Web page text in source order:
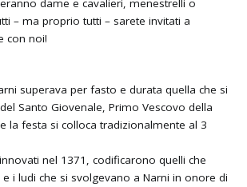
dame e cavalieri, menestrelli o
– ma proprio tutti – sarete invitati a
con noi!
superava per fasto e durata quella che si
Santo Giovenale, Primo Vescovo della
la festa si colloca tradizionalmente al 3
nel 1371, codificarono quelli che
i ludi che si svolgevano a Narni in onore di